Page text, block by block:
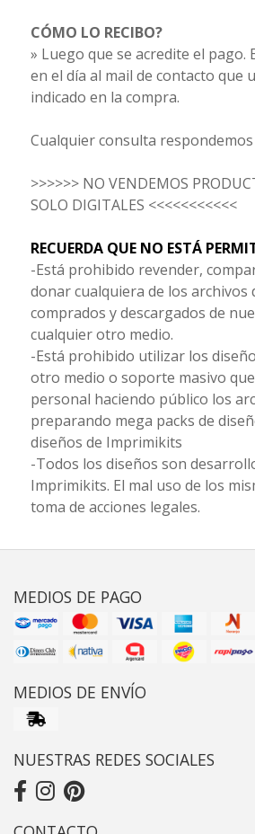
CÓMO LO RECIBO?
» Luego que se acredite el pago.
en el día al mail de contacto que
indicado en la compra.
Cualquier consulta respondemos
>>>>>> NO VENDEMOS
SOLO DIGITALES <<<<<<<<<<<
RECUERDA QUE NO ESTÁ
-Está prohibido revender,
donar cualquiera de los archivos
comprados y descargados de
cualquier otro medio.
-Está prohibido utilizar los
otro medio o soporte masivo
personal haciendo público los
preparando mega packs de
diseños de Imprimikits
-Todos los diseños son
Imprimikits. El mal uso de los
toma de acciones legales.
MEDIOS DE PAGO
MEDIOS DE ENVÍO
NUESTRAS REDES SOCIALES